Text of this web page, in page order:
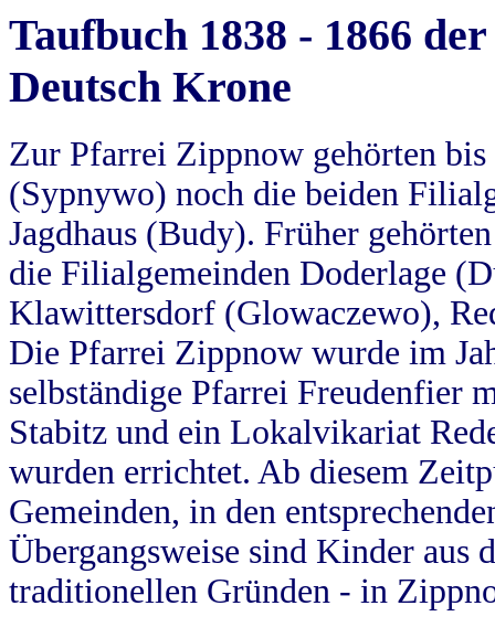
Taufbuch 1838 - 1866
Deutsch Krone
Zur Pfarrei Zippnow gehörten
(Sypnywo) noch die beiden
Jagdhaus (Budy). Früher
die Filialgemeinden Doderlage
Klawittersdorf (Glowaczewo),
Die Pfarrei Zippnow wurde im
selbständige Pfarrei Freudenfier
Stabitz und ein Lokalvikariat
wurden errichtet. Ab diesem
Gemeinden, in den
Übergangsweise sind Kinder aus
traditionellen Gründen - in